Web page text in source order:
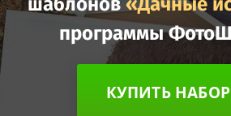
программы
КУПИТЬ НАБОР